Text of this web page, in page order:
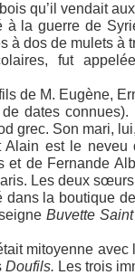
qu’il vendait
à la guerre de
à dos de mulets à
fut
de M. Eugène,
dates
grec. Son mari,
Alain est le neveu
et de Fernande
Les deux
dans la boutique
Buvette Saint
mitoyenne
Doufils. Les trois